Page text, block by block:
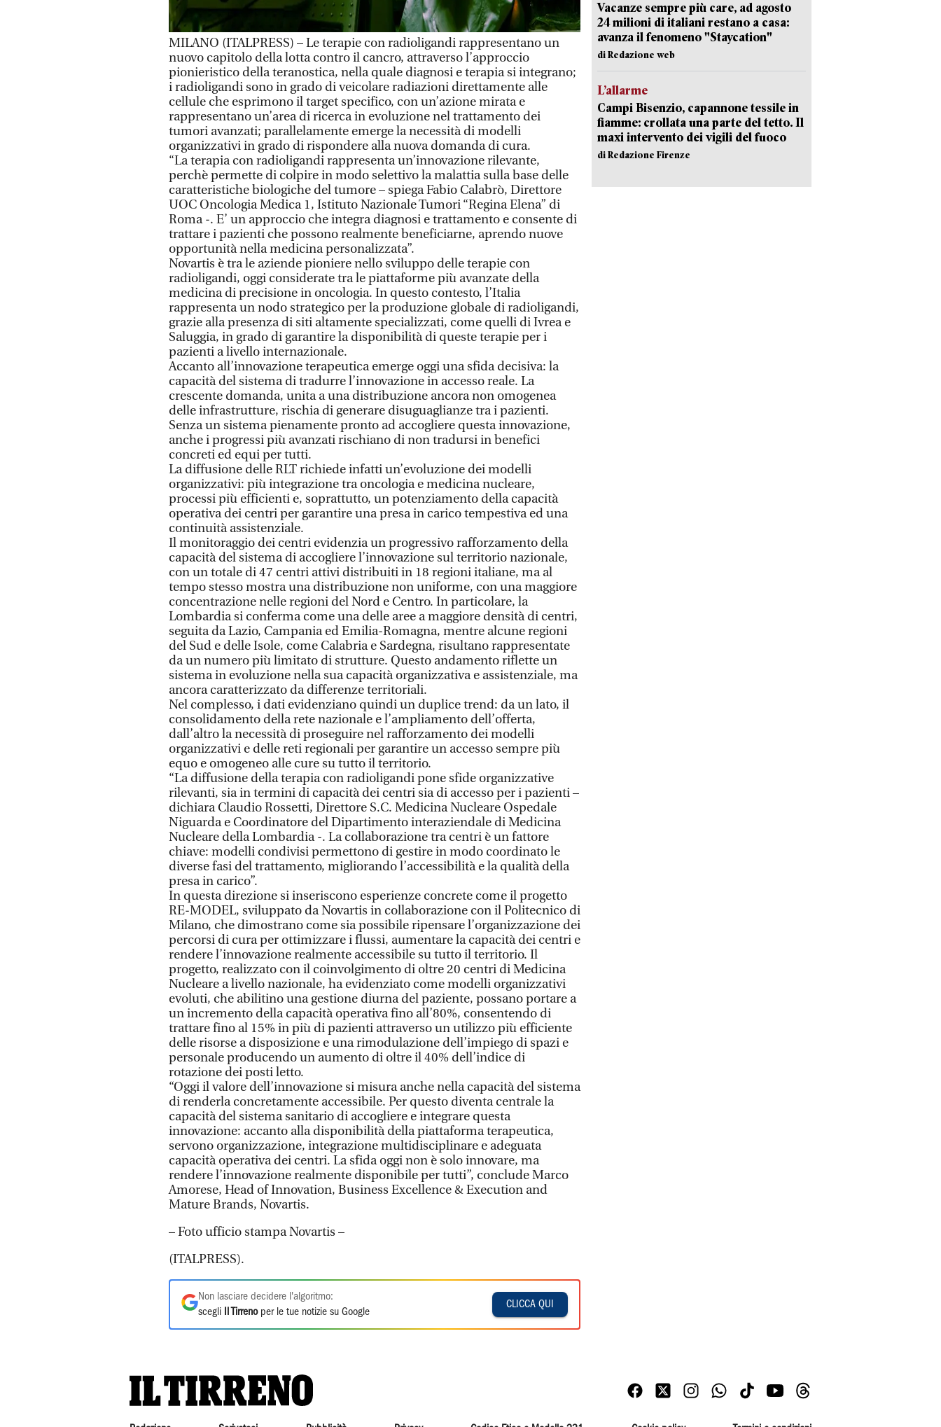
MILANO (ITALPRESS) – Le terapie con radioligandi rappresentano un
nuovo capitolo della lotta contro il cancro, attraverso l’approccio
pionieristico della teranostica, nella quale diagnosi e terapia si integrano;
i radioligandi sono in grado di veicolare radiazioni direttamente alle
cellule che esprimono il target specifico, con un’azione mirata e
rappresentano un’area di ricerca in evoluzione nel trattamento dei
tumori avanzati; parallelamente emerge la necessità di modelli
organizzativi in grado di rispondere alla nuova domanda di cura.
“La terapia con radioligandi rappresenta un’innovazione rilevante,
perchè permette di colpire in modo selettivo la malattia sulla base delle
caratteristiche biologiche del tumore – spiega Fabio Calabrò, Direttore
UOC Oncologia Medica 1, Istituto Nazionale Tumori “Regina Elena” di
Roma -. E’ un approccio che integra diagnosi e trattamento e consente di
trattare i pazienti che possono realmente beneficiarne, aprendo nuove
opportunità nella medicina personalizzata”.
Novartis è tra le aziende pioniere nello sviluppo delle terapie con
radioligandi, oggi considerate tra le piattaforme più avanzate della
medicina di precisione in oncologia. In questo contesto, l’Italia
rappresenta un nodo strategico per la produzione globale di radioligandi,
grazie alla presenza di siti altamente specializzati, come quelli di Ivrea e
Saluggia, in grado di garantire la disponibilità di queste terapie per i
pazienti a livello internazionale.
Accanto all’innovazione terapeutica emerge oggi una sfida decisiva: la
capacità del sistema di tradurre l’innovazione in accesso reale. La
crescente domanda, unita a una distribuzione ancora non omogenea
delle infrastrutture, rischia di generare disuguaglianze tra i pazienti.
Senza un sistema pienamente pronto ad accogliere questa innovazione,
anche i progressi più avanzati rischiano di non tradursi in benefici
concreti ed equi per tutti.
La diffusione delle RLT richiede infatti un’evoluzione dei modelli
organizzativi: più integrazione tra oncologia e medicina nucleare,
processi più efficienti e, soprattutto, un potenziamento della capacità
operativa dei centri per garantire una presa in carico tempestiva ed una
continuità assistenziale.
Il monitoraggio dei centri evidenzia un progressivo rafforzamento della
capacità del sistema di accogliere l’innovazione sul territorio nazionale,
con un totale di 47 centri attivi distribuiti in 18 regioni italiane, ma al
tempo stesso mostra una distribuzione non uniforme, con una maggiore
concentrazione nelle regioni del Nord e Centro. In particolare, la
Lombardia si conferma come una delle aree a maggiore densità di centri,
seguita da Lazio, Campania ed Emilia-Romagna, mentre alcune regioni
del Sud e delle Isole, come Calabria e Sardegna, risultano rappresentate
da un numero più limitato di strutture. Questo andamento riflette un
sistema in evoluzione nella sua capacità organizzativa e assistenziale, ma
ancora caratterizzato da differenze territoriali.
Nel complesso, i dati evidenziano quindi un duplice trend: da un lato, il
consolidamento della rete nazionale e l’ampliamento dell’offerta,
dall’altro la necessità di proseguire nel rafforzamento dei modelli
organizzativi e delle reti regionali per garantire un accesso sempre più
equo e omogeneo alle cure su tutto il territorio.
“La diffusione della terapia con radioligandi pone sfide organizzative
rilevanti, sia in termini di capacità dei centri sia di accesso per i pazienti –
dichiara Claudio Rossetti, Direttore S.C. Medicina Nucleare Ospedale
Niguarda e Coordinatore del Dipartimento interaziendale di Medicina
Nucleare della Lombardia -. La collaborazione tra centri è un fattore
chiave: modelli condivisi permettono di gestire in modo coordinato le
diverse fasi del trattamento, migliorando l’accessibilità e la qualità della
presa in carico”.
In questa direzione si inseriscono esperienze concrete come il progetto
RE-MODEL, sviluppato da Novartis in collaborazione con il Politecnico di
Milano, che dimostrano come sia possibile ripensare l’organizzazione dei
percorsi di cura per ottimizzare i flussi, aumentare la capacità dei centri e
rendere l’innovazione realmente accessibile su tutto il territorio. Il
progetto, realizzato con il coinvolgimento di oltre 20 centri di Medicina
Nucleare a livello nazionale, ha evidenziato come modelli organizzativi
evoluti, che abilitino una gestione diurna del paziente, possano portare a
un incremento della capacità operativa fino all’80%, consentendo di
trattare fino al 15% in più di pazienti attraverso un utilizzo più efficiente
delle risorse a disposizione e una rimodulazione dell’impiego di spazi e
personale producendo un aumento di oltre il 40% dell’indice di
rotazione dei posti letto.
“Oggi il valore dell’innovazione si misura anche nella capacità del sistema
di renderla concretamente accessibile. Per questo diventa centrale la
capacità del sistema sanitario di accogliere e integrare questa
innovazione: accanto alla disponibilità della piattaforma terapeutica,
servono organizzazione, integrazione multidisciplinare e adeguata
capacità operativa dei centri. La sfida oggi non è solo innovare, ma
rendere l’innovazione realmente disponibile per tutti”, conclude Marco
Amorese, Head of Innovation, Business Excellence & Execution and
Mature Brands, Novartis.
– Foto ufficio stampa Novartis –
(ITALPRESS).
Non lasciare decidere l'algoritmo:
scegli
Il Tirrenoper le tue notizie su Google
CLICCA QUI
Vacanze sempre più care, ad agosto
24 milioni di italiani restano a casa:
avanza il fenomeno "Staycation"
di Redazione web
L’allarme
Campi Bisenzio, capannone tessile in
fiamme: crollata una parte del tetto. Il
maxi intervento dei vigili del fuoco
di Redazione Firenze